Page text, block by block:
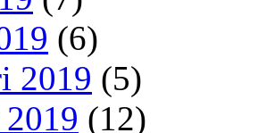
(6)
2019 (5)
(12)